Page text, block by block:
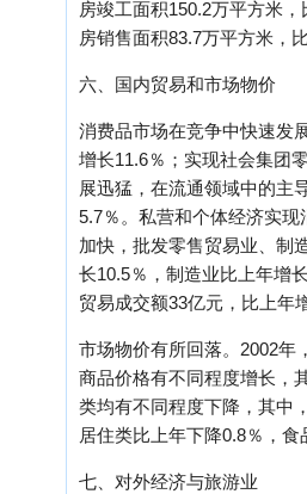
房竣工面积150.2万平方米
房销售面积83.7万平方米，
六、国内贸易和市场物价
消费品市场在竞争中快速发
增长11.6％；实现社会集团
展迅猛，在流通领域中的主
5.7％。私营和个体经济实
加快，批发零售贸易业、制
长10.5％，制造业比上年增
贸易成交额33亿元，比上年
市场物价有所回落。2002年
商品价格有不同程度增长，
类均有不同程度下降，其中
居住类比上年下降0.8％，食
七、对外经济与旅游业